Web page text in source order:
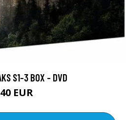
S1-3 BOX - DVD
40 EUR